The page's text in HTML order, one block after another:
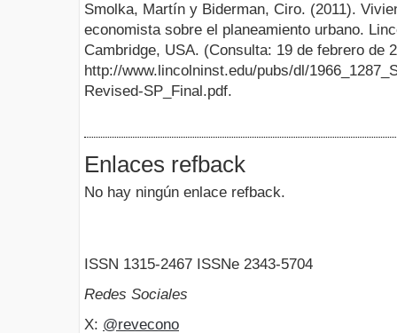
Smolka, Martín y Biderman, Ciro. (2011).
economista sobre el planeamiento urbano.
Cambridge, USA. (Consulta: 19 de febrero de
http://www.lincolninst.edu/pubs/dl/
Revised-SP_Final.pdf.
Enlaces refback
No hay ningún enlace refback.
ISSN 1315-2467 ISSNe 2343-5704
Redes Sociales
X: @revecono